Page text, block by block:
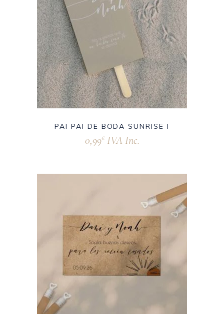
PAI PAI DE BODA SUNRISE I
0,99€ IVA Inc.